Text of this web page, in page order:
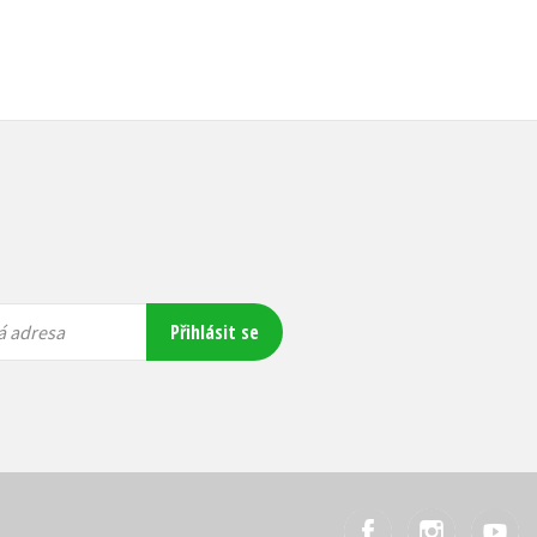
adresa Přihlásit se